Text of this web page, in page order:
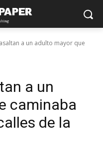
a un adulto mayor que
a un
caminaba
de la